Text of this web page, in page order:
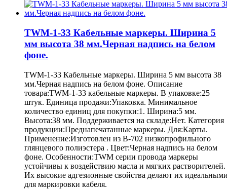
TWM-1-33 Кабельные маркеры. Ширина 5
мм высота 38 мм.Черная надпись на белом
фоне.
TWM-1-33 Кабельные маркеры. Ширина 5 мм высота 38
мм.Черная надпись на белом фоне. Описание
товара:TWM-1-33 кабельные маркеры. В упаковке:25
штук. Единица продажи:Упаковка. Минимальное
количество единиц для покупки:1. Ширина:5 мм.
Высота:38 мм. Поддерживается на складе:Нет. Категория
продукции:Преднапечатанные маркеры. Для:Карты.
Применение:Изготовлен из B-702 низкопрофильного
глянцевого полиэстера . Цвет:Черная надпись на белом
фоне. Особенности:TWM серии провода маркеры
устойчивы к воздействию масла и мягких растворителей.
Их высокие адгезионные свойства делают их
для маркировки кабеля.